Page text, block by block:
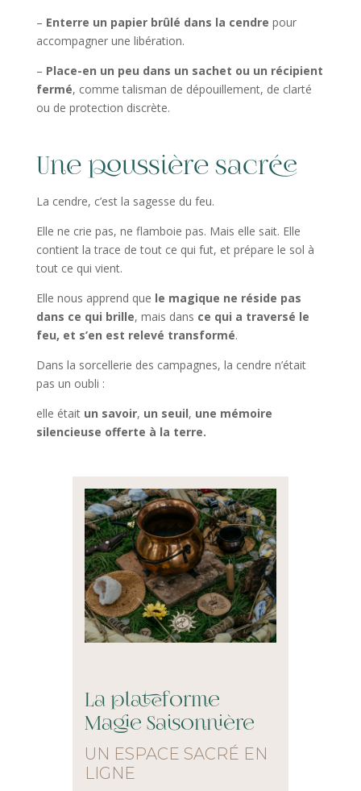
– Enterre un papier brûlé dans la cendre pour
accompagner une libération.
– Place-en un peu dans un sachet ou un récipient
fermé, comme talisman de dépouillement, de clarté
ou de protection discrète.
Une poussière sacrée
La cendre, c’est la sagesse du feu.
Elle ne crie pas, ne flamboie pas. Mais elle sait. Elle
contient la trace de tout ce qui fut, et prépare le sol à
tout ce qui vient.
Elle nous apprend que le magique ne réside pas
dans ce qui brille, mais dans ce qui a traversé le
feu, et s’en est relevé transformé.
Dans la sorcellerie des campagnes, la cendre n’était
pas un oubli :
elle était un savoir, un seuil, une mémoire
silencieuse offerte à la terre.
La plateforme
Magie Saisonnière
UN ESPACE SACRÉ EN
LIGNE